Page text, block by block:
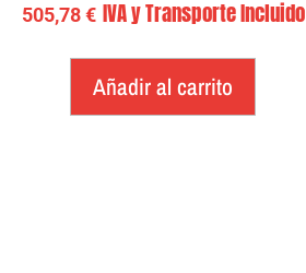
505,78€ IVA y Transporte Incluido
Añadir al carrito